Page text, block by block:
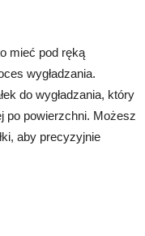
mieć pod ręką
wygładzania.
do wygładzania, który
po powierzchni. Możesz
aby precyzyjnie